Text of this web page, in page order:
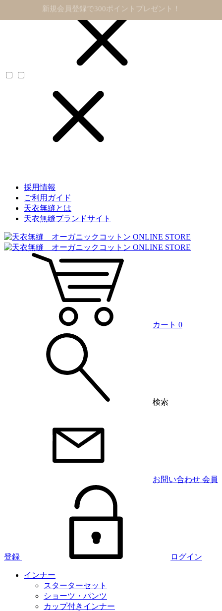
11,000円以上で送料無料
採用情報
ご利用ガイド
天衣無縫とは
天衣無縫ブランドサイト
カート 0
検索
お問い合わせ 会員
登録 ログイン
インナー
スターターセット
ショーツ・パンツ
カップ付きインナー